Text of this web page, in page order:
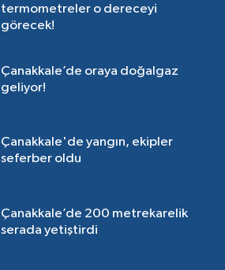
termometreler o dereceyi
görecek!
Çanakkale’de oraya doğalgaz
geliyor!
Çanakkale'de yangın, ekipler
seferber oldu
Çanakkale’de 200 metrekarelik
serada yetiştirdi